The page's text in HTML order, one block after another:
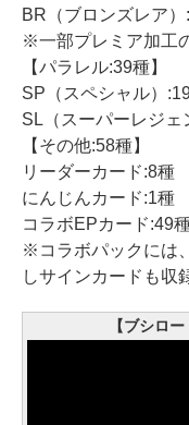
BR（ブロンズレア
※一部プレミア加工
【パラレル:39種】
SP（スペシャル）
SL（スーパーレジェ
【その他:58種】
リーダーカード:8種
にんじんカード:1種
コラボEPカード:49
※コラボパックには
しサインカードも収
【ブシロ